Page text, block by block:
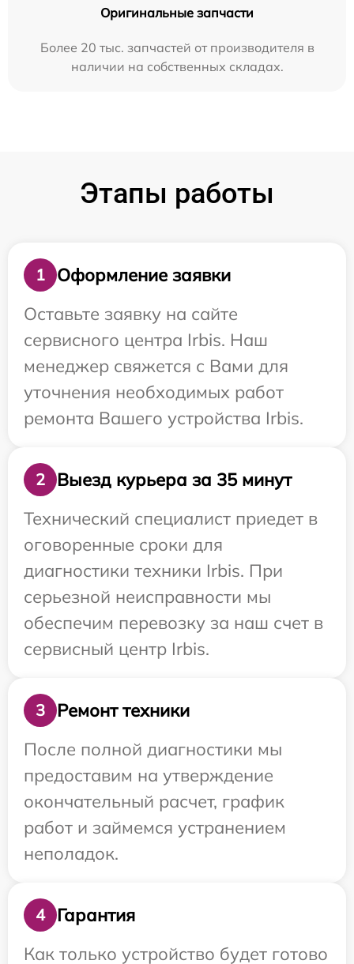
Оригинальные запчасти
Более 20 тыс. запчастей от производителя в
наличии на собственных складах.
Этапы работы
1
Оформление заявки
Оставьте заявку на сайте
сервисного центра Irbis. Наш
менеджер свяжется с Вами для
уточнения необходимых работ
ремонта Вашего устройства Irbis.
2
Выезд курьера за 35 минут
Технический специалист приедет в
оговоренные сроки для
диагностики техники Irbis. При
серьезной неисправности мы
обеспечим перевозку за наш счет в
сервисный центр Irbis.
3
Ремонт техники
После полной диагностики мы
предоставим на утверждение
окончательный расчет, график
работ и займемся устранением
неполадок.
4
Гарантия
Как только устройство будет готово